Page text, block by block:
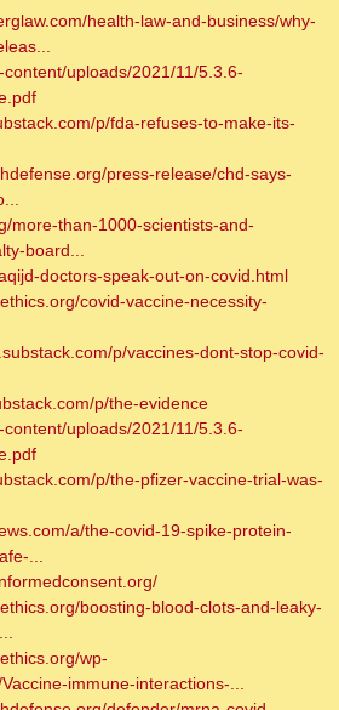
health-law-and-business/why-
uploads/2021/11/5.3.6-
p/fda-refuses-to-make-its-
press-release/chd-says-
more-than-1000-scientists-and-
board...
doctors-speak-out-on-covid.html
covid-vaccine-necessity-
p/vaccines-dont-stop-covid-
p/the-evidence
uploads/2021/11/5.3.6-
p/the-pfizer-vaccine-trial-was-
a/the-covid-19-spike-protein-
...
boosting-blood-clots-and-leaky-
wp-
immune-interactions-...